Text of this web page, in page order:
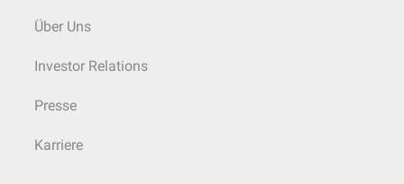
Über Uns
Investor Relations
Presse
Karriere